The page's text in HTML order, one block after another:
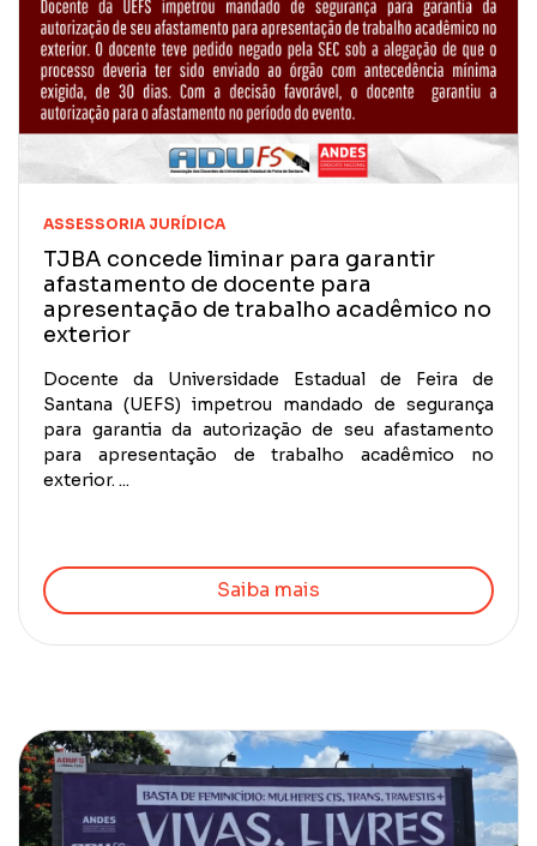
ASSESSORIA JURÍDICA
TJBA concede liminar para garantir
afastamento de docente para
apresentação de trabalho acadêmico no
exterior
Docente da Universidade Estadual de Feira de
Santana (UEFS) impetrou mandado de segurança
para garantia da autorização de seu afastamento
para apresentação de trabalho acadêmico no
exterior. ...
Saiba mais